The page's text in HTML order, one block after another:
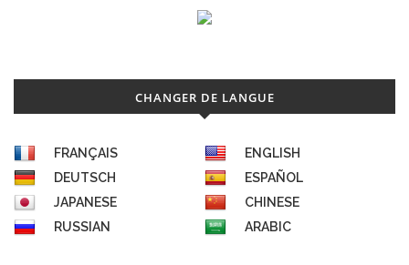
CHANGER DE LANGUE
FRANÇAIS
ENGLISH
DEUTSCH
ESPAÑOL
JAPANESE
CHINESE
RUSSIAN
ARABIC